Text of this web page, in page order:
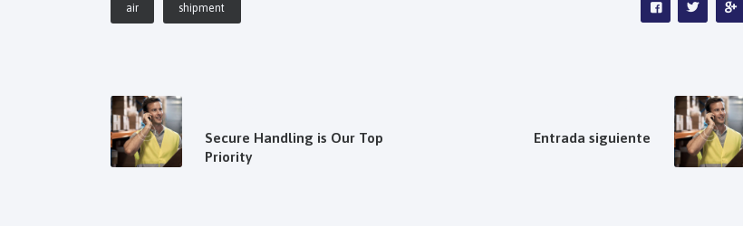
air shipment
Secure Handling is Our Top
Priority
Entrada siguiente